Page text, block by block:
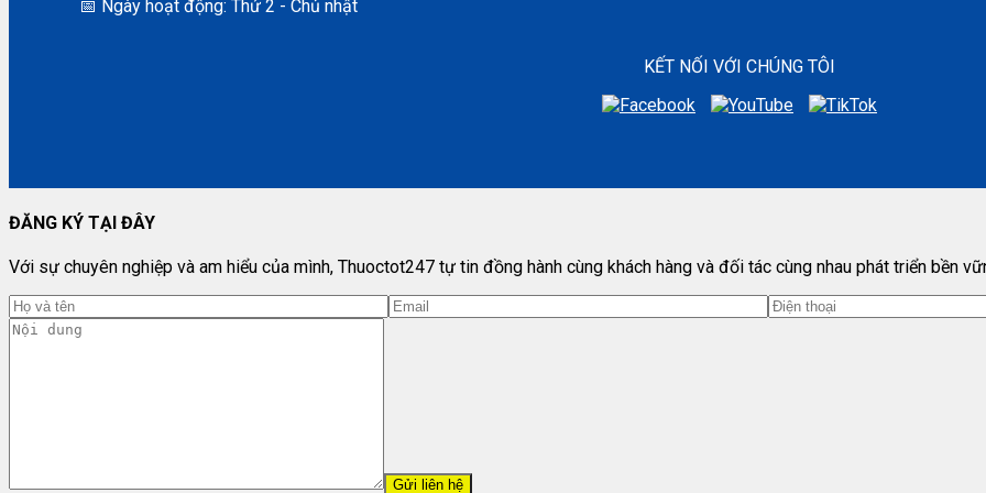
📅 Ngày hoạt động: Thứ 2 - Chủ nhật
KẾT NỐI VỚI CHÚNG TÔI
ĐĂNG KÝ TẠI ĐÂY
Với sự chuyên nghiệp và am hiểu của mình, Thuoctot247 tự tin đồng hành cùng khách hàng và đối tác cùng nhau phát triển bền